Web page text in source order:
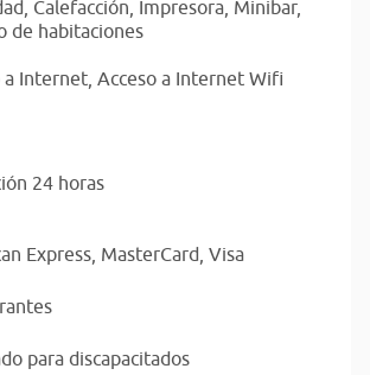
Calefacción, Impresora, Minibar,
de habitaciones
a Internet, Acceso a Internet Wifi
24 horas
Express, MasterCard, Visa
para discapacitados